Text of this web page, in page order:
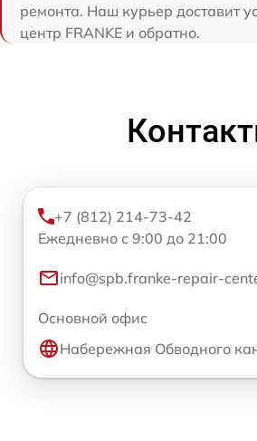
ремонта. Наш курьер доставит
центр FRANKE и обратно.
+7 (812) 214-73-42
Ежедневно с 9:00 до 21:00
info@spb.franke-repair-
Основной офис
Набережная Обводного